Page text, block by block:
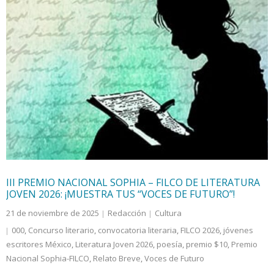
Editorial
Nacional
Colaboradores
Internacional
Cultura
III PREMIO NACIONAL SOPHIA – FILCO DE LITERATURA
JOVEN 2026: ¡MUESTRA TUS “VOCES DE FUTURO”!
21 de noviembre de 2025 Redacción
Cultura
000, Concurso literario, convocatoria literaria, FILCO 2026, jóvenes
escritores México, Literatura Joven 2026, poesía, premio $10, Premio
Nacional Sophia-FILCO, Relato Breve,Voces de Futuro